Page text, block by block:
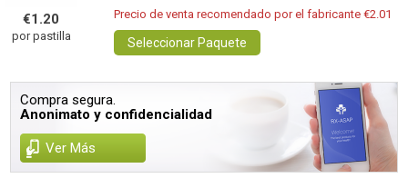
€1.20
por pastilla
Precio de venta recomendado por el fabricante €2.01
Seleccionar Paquete
Compra segura.
Anonimato y confidencialidad
Ver Más